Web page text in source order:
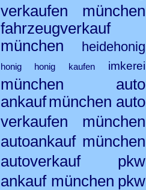
verkaufen münchen
fahrzeugverkauf
münchen
heidehonig
honig honig kaufen imkerei
münchen auto
ankaufmünchen auto
verkaufen
münchen
autoankauf münchen
autoverkauf
pkw
ankauf münchen pkw